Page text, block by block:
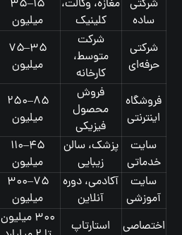
شرکتی
ساده
مغازه، وکالت،
کلینیک
۱۵–۳۵
میلیون
شرکتی
حرفه‌ای
شرکت
متوسط،
کارخانه
۳۵–۷۵
میلیون
فروشگاه
اینترنتی
فروش
محصول
فیزیکی
۸۵–۲۵۰
میلیون
سایت
خدماتی
پزشک، سالن
زیبایی
۴۵–۱۱۰
میلیون
سایت
آموزشی
آکادمی، دوره
آنلاین
۷۵–۳۰۰
میلیون
اختصاصی استارتاپ
۳۰۰ میلیون